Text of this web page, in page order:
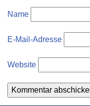
Name
E-Mail-Adresse
Website